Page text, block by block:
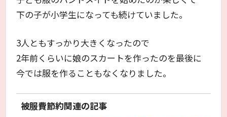
下の子が小学生になっても続けていました。
3人ともすっかり大きくなったので
2年前くらいに娘のスカートを作ったのを最後に
今では服を作ることもなくなりました。
被服費節約関連の記事